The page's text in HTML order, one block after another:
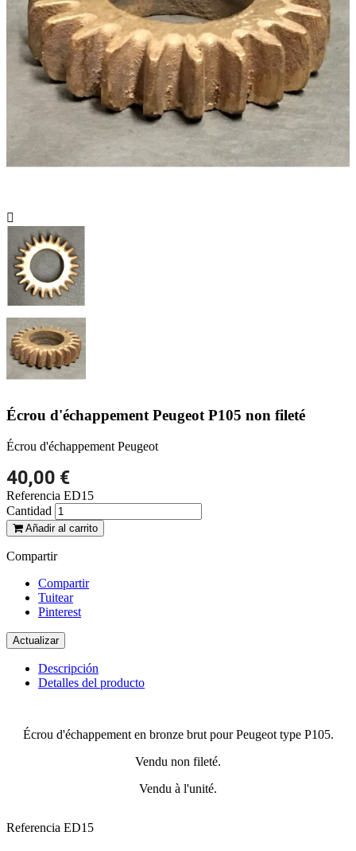

Écrou d'échappement Peugeot P105 non fileté
Écrou d'échappement Peugeot
40,00 €
Referencia ED15
Cantidad
Añadir al carrito
Compartir
Compartir
Tuitear
Pinterest
Descripción
Detalles del producto
Écrou d'échappement en bronze brut pour Peugeot type P105.
Vendu non fileté.
Vendu à l'unité.
Referencia ED15